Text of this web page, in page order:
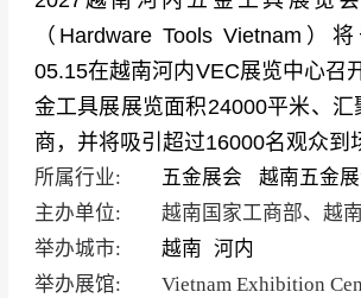
（Hardware Tools Vietnam）
05.15在越南河内VEC展览中心召
金工具展展览面积24000平米、汇
商，并将吸引超过16000名观众到
所属行业: 五金展会 越南五金
主办单位:
越南国家工商部、越
举办城市:
越南 河内
举办展馆:
Vietnam Exhibition